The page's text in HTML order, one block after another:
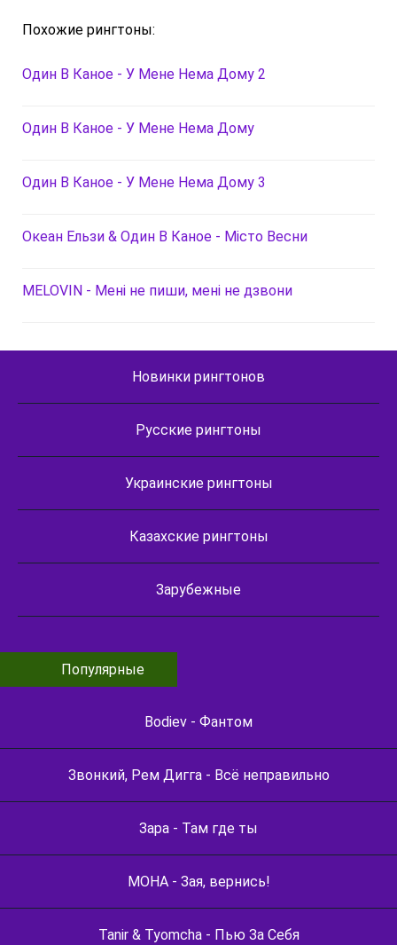
Похожие рингтоны:
Один В Каное - У Мене Нема Дому 2
Один В Каное - У Мене Нема Дому
Один В Каное - У Мене Нема Дому 3
Океан Ельзи & Один В Каное - Місто Весни
MELOVIN - Мені не пиши, мені не дзвони
Новинки рингтонов
Русские рингтоны
Украинские рингтоны
Казахские рингтоны
Зарубежные
Популярные
Bodiev - Фантом
Звонкий, Рем Дигга - Всё неправильно
Зара - Там где ты
МОНА - Зая, вернись!
Tanir & Tyomcha - Пью За Себя